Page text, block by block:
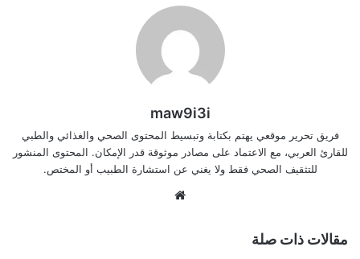
maw9i3i
فريق تحرير موقعي يهتم بكتابة وتبسيط المحتوى الصحي والغذائي والطبي
للقارئ العربي، مع الاعتماد على مصادر موثوقة قدر الإمكان. المحتوى المنشور
للتثقيف الصحي فقط ولا يغني عن استشارة الطبيب أو المختص.
مقالات ذات صلة